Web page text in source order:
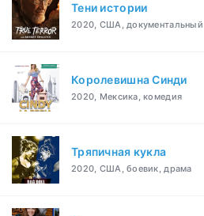
Тени истории
2020, США, документальный
Королевишна Синди
2020, Мексика, комедия
Тряпичная кукла
2020, США, боевик, драма